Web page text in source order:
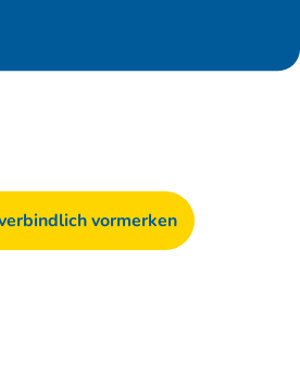
vormerken